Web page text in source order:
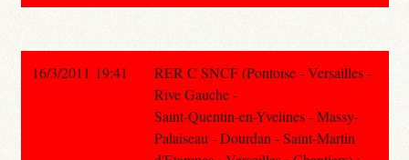
16/3/2011 19:41
RER C SNCF (Pontoise - Versailles -
Rive Gauche -
Saint-Quentin-en-Yvelines - Massy-
Palaiseau - Dourdan - Saint-Martin